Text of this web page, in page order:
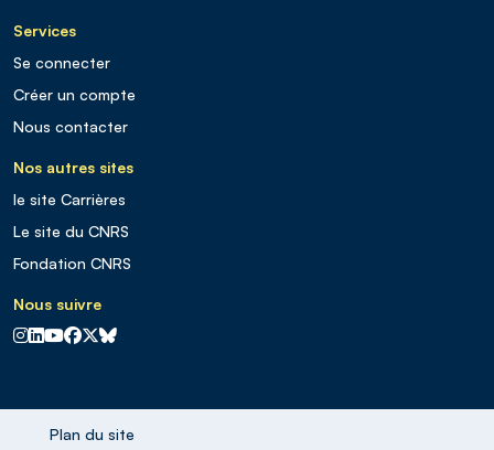
Services
Se connecter
Créer un compte
Nous contacter
Nos autres sites
le site Carrières
Le site du CNRS
Fondation CNRS
Nous suivre
CNRS sur Instagram
CNRS sur Linkedin
CNRS sur Youtube
CNRS sur Facebook
CNRS sur X
CNRS sur Blus sky
Plan du site